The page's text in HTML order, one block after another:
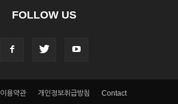
FOLLOW US
이용약관 개인정보취급방침 Contact